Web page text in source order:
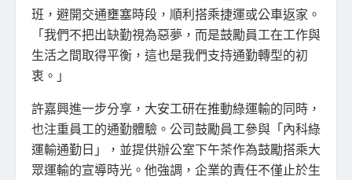
班，避開交通壅塞時段，順利搭乘捷運或公車返家。
「我們不把出缺勤視為惡夢，而是鼓勵員工在工作與
生活之間取得平衡，這也是我們支持通勤轉型的初
衷。」
許嘉興進一步分享，大安工研在推動綠運輸的同時，
也注重員工的通勤體驗。公司鼓勵員工參與「內科綠
運輸通勤日」，並提供辦公室下午茶作為鼓勵搭乘大
眾運輸的宣導時光。他強調，企業的責任不僅止於生